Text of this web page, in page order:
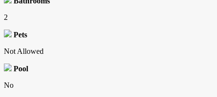
2
Pets
Not Allowed
Pool
No